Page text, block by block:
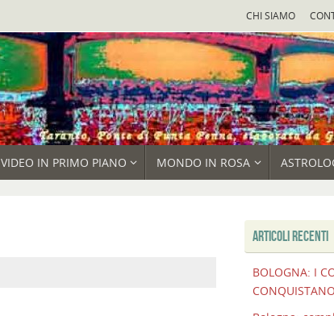
CHI SIAMO
VIDEO IN PRIMO PIANO MONDO IN ROSA
ARTICOLI RECENTI
BOLOGNA: I